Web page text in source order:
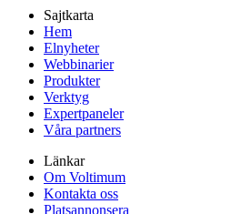
Sajtkarta
Hem
Elnyheter
Webbinarier
Produkter
Verktyg
Expertpaneler
Våra partners
Länkar
Om Voltimum
Kontakta oss
Platsannonsera